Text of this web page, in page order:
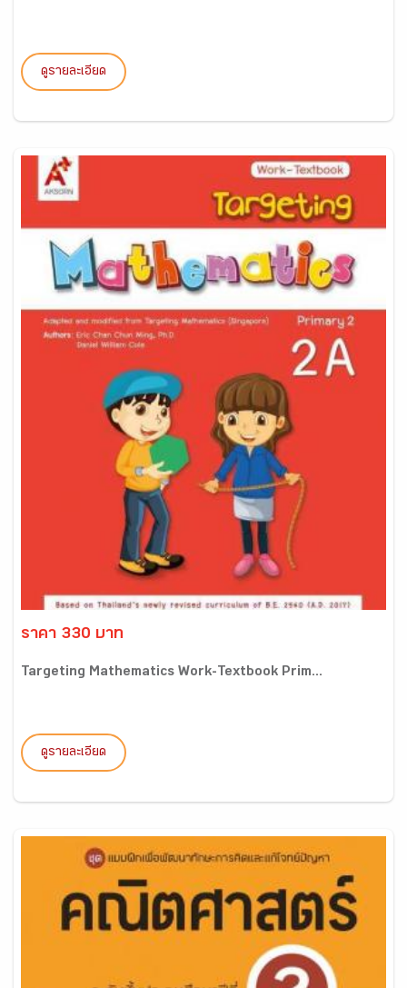
ดูรายละเอียด
ราคา 330 บาท
Targeting Mathematics Work-Textbook Prim...
ดูรายละเอียด